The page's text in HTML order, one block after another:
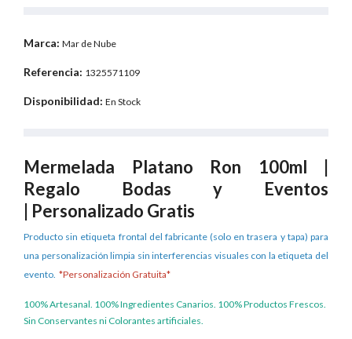
Marca: Mar de Nube
Referencia: 1325571109
Disponibilidad: En Stock
Mermelada Platano Ron 100ml |
Regalo Bodas y Eventos
| Personalizado Gratis
Producto sin etiqueta frontal del fabricante (solo en trasera y tapa) para
una personalización limpia sin interferencias visuales con la etiqueta del
evento. *Personalización Gratuita*
100% Artesanal. 100% Ingredientes Canarios. 100% Productos Frescos.
Sin Conservantes ni Colorantes artificiales.